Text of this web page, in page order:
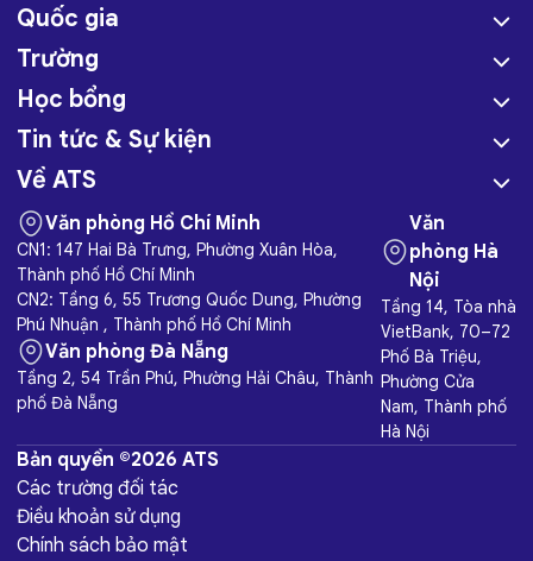
Quốc gia
Trường
Học bổng
Tin tức & Sự kiện
Về ATS
Văn phòng Hồ Chí Minh
CN1: 147 Hai Bà Trưng, Phường Xuân Hòa,
Thành phố Hồ Chí Minh
CN2: Tầng 6, 55 Trương Quốc Dung, Phường
Phú Nhuận , Thành phố Hồ Chí Minh
Văn phòng Đà Nẵng
Tầng 2, 54 Trần Phú, Phường Hải Châu, Thành
phố Đà Nẵng
Văn
phòng Hà
Nội
Tầng 14, Tòa nhà
VietBank, 70–72
Phố Bà Triệu,
Phường Cửa
Nam, Thành phố
Hà Nội
Bản quyền ©2026 ATS
Các trường đối tác
Điều khoản sử dụng
Chính sách bảo mật